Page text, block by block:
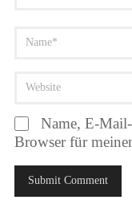
Name, E-
Browser für